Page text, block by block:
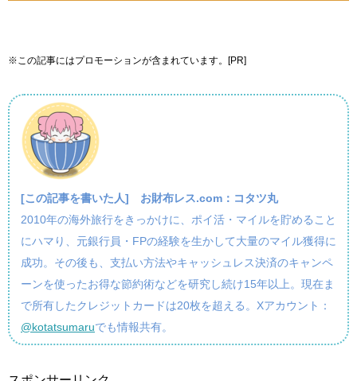
※この記事にはプロモーションが含まれています。[PR]
[この記事を書いた人] お財布レス.com：コタツ丸
2010年の海外旅行をきっかけに、ポイ活・マイルを貯めること
にハマり、元銀行員・FPの経験を生かして大量のマイル獲得に
成功。その後も、支払い方法やキャッシュレス決済のキャンペ
ーンを使ったお得な節約術などを研究し続け15年以上。現在ま
で所有したクレジットカードは20枚を超える。Xアカウント：
@kotatsumaruでも情報共有。